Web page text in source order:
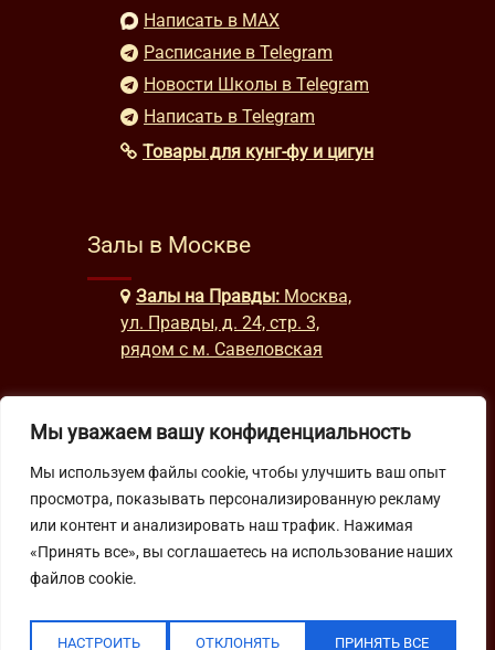
Мы уважаем вашу конфиденциальность
Мы используем файлы cookie, чтобы улучшить ваш опыт
просмотра, показывать персонализированную рекламу
или контент и анализировать наш трафик. Нажимая
«Принять все», вы соглашаетесь на использование наших
файлов cookie.
НАСТРОИТЬ ОТКЛОНЯТЬ ПРИНЯТЬ ВСЕ
Написать в MAX
Расписание в Telegram
Новости Школы в Telegram
Написать в Telegram
Товары для кунг-фу и цигун
Залы в Москве
Залы на Правды: Москва,
ул. Правды, д. 24, стр. 3,
рядом с м. Савеловская
Часы работы
будни: с 9:00 до 22:00
выходные: с 10:00 до 19:30
Подпишитесь на нашу рассылку